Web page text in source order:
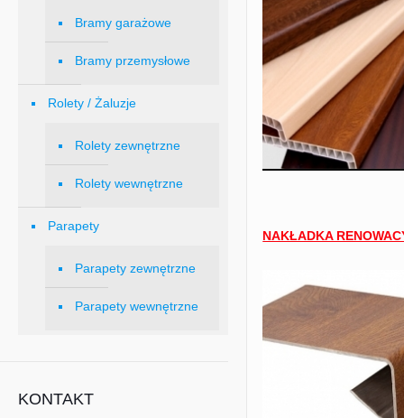
NAKŁADKA
Bramy garażowe
Bramy przemysłowe
Rolety / Żaluzje
Rolety zewnętrzne
Rolety wewnętrzne
Parapety
Parapety zewnętrzne
Parapety wewnętrzne
KONTAKT